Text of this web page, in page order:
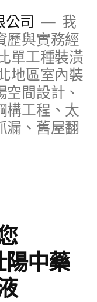
公司
我
歷與實務經
單工種裝潢
地區室內裝
間設計、
構工程、太
漏、舊屋翻
中藥